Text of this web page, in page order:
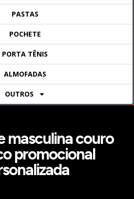
PASTAS
POCHETE
PORTA TÊNIS
ALMOFADAS
OUTROS
masculina couro
promocional